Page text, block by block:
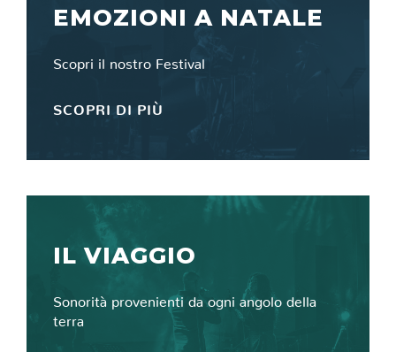
EMOZIONI A NATALE
Scopri il nostro Festival
SCOPRI DI PIÙ
IL VIAGGIO
Sonorità provenienti da ogni angolo della
terra